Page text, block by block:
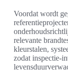
Voordat wordt
relevante
kleurstalen,
zodat inspectie-